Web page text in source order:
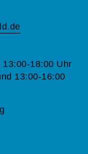
18:00 Uhr
13:00-16:00